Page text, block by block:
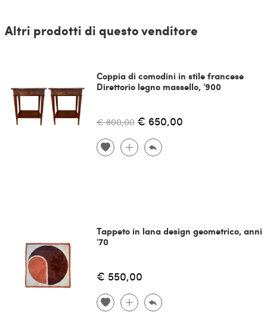
Altri prodotti di questo venditore
Coppia di comodini in stile francese
Direttorio legno massello, '900
€ 800,00 € 650,00
Tappeto in lana design geometrico, anni
'70
€ 550,00